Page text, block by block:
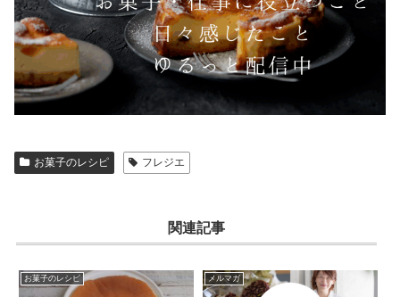
お菓子のレシピ フレジエ
関連記事
お菓子のレシピ メルマガ